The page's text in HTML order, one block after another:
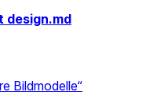
design.md
Bildmodelle“